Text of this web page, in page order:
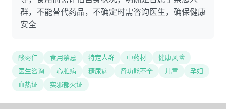
群，不能替代药品，不确定时需咨询医生，确保健康
安全
酸枣仁 食用禁忌 特定人群 中药材
健康风险
医生咨询
心脏病 糖尿病 肾功能不全 儿童
孕妇
血热证
实邪郁火证